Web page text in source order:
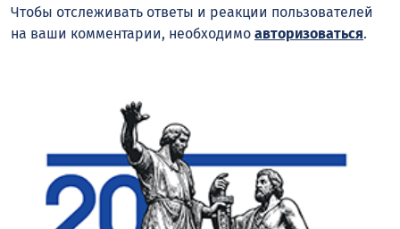
Чтобы отслеживать ответы и реакции пользователей
на ваши комментарии, необходимо авторизоваться.